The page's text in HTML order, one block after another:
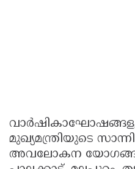
മുഖ്യമന്ത്രിയുടെ
അവലോകന